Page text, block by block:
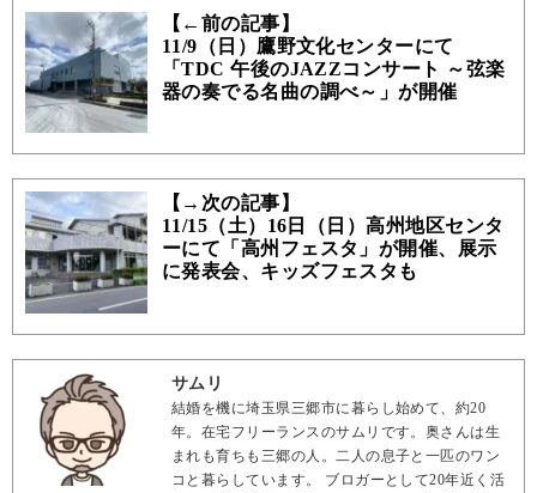
【←前の記事】
11/9（日）鷹野文化センターにて
「TDC 午後のJAZZコンサート ～弦楽
器の奏でる名曲の調べ～」が開催
【→次の記事】
11/15（土）16日（日）高州地区センタ
ーにて「高州フェスタ」が開催、展示
に発表会、キッズフェスタも
サムリ
結婚を機に埼玉県三郷市に暮らし始めて、約20
年。在宅フリーランスのサムリです。奥さんは生
まれも育ちも三郷の人。二人の息子と一匹のワン
コと暮らしています。 ブロガーとして20年近く活